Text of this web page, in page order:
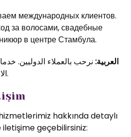
международных клиентов.
за волосами, свадебные
в центре Стамбула.
العربية: نرحب بالعملاء الدوليين.
الاحترافي في قلب اسطنبول.
hakkında detaylı
geçebilirsiniz: